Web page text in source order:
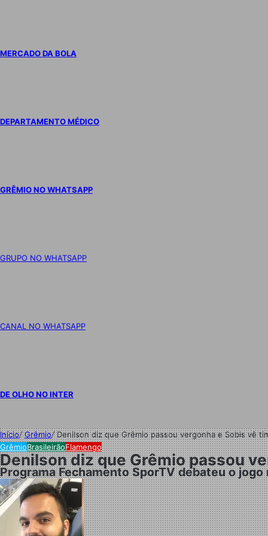
MERCADO DA BOLA
DEPARTAMENTO MÉDICO
GRÊMIO NO WHATSAPP
GRUPO NO WHATSAPP
CANAL NO WHATSAPP
DE OLHO NO INTER
Início/Grêmio/Denilson diz que Grêmio passou vergonha e Sobis vê
GrêmioBrasileirãoFlamengo
Denilson diz que Grêmio passou
Programa Fechamento SporTV debateu o